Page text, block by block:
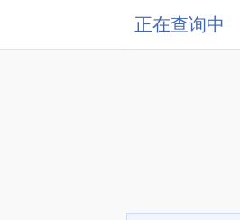
正在查询中